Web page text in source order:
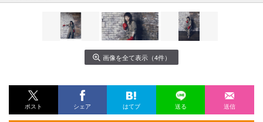
画像を全て表示（4件）
ポスト シェア はてブ 送る 送信